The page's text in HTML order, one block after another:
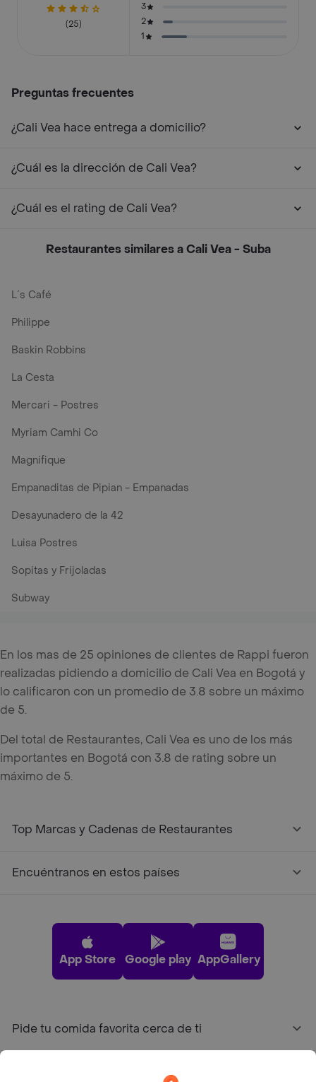
(25)
3
2
1
Preguntas frecuentes
¿Cali Vea hace entrega a domicilio?
¿Cuál es la dirección de Cali Vea?
¿Cuál es el rating de Cali Vea?
Restaurantes similares a Cali Vea - Suba
L´s Café
Philippe
Baskin Robbins
La Cesta
Mercari - Postres
Myriam Camhi Co
Magnifique
Empanaditas de Pipian - Empanadas
Desayunadero de la 42
Luisa Postres
Sopitas y Frijoladas
Subway
En los mas de 25 opiniones de clientes de Rappi fueron
realizadas pidiendo a domicilio de Cali Vea en Bogotá y
lo calificaron con un promedio de 3.8 sobre un máximo
de 5.
Del total de Restaurantes, Cali Vea es uno de los más
importantes en Bogotá con 3.8 de rating sobre un
máximo de 5.
Top Marcas y Cadenas de Restaurantes
Encuéntranos en estos países
App Store Google play AppGallery
Pide tu comida favorita cerca de ti